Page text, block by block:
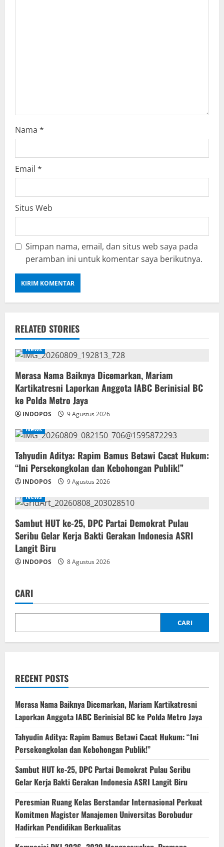
Nama *
Email *
Situs Web
Simpan nama, email, dan situs web saya pada
peramban ini untuk komentar saya berikutnya.
RELATED STORIES
News
‎Merasa Nama Baiknya Dicemarkan, Mariam
Kartikatresni Laporkan Anggota IABC Berinisial BC
ke Polda Metro Jaya
INDOPOS
9 Agustus 2026
News
‎Tahyudin Aditya: Rapim Bamus Betawi Cacat Hukum:
“Ini Persekongkolan dan Kebohongan Publik!”
INDOPOS
9 Agustus 2026
News
‎Sambut HUT ke-25, DPC Partai Demokrat Pulau
Seribu Gelar Kerja Bakti Gerakan Indonesia ASRI
Langit Biru
INDOPOS 8 Agustus 2026
CARI
CARI
RECENT POSTS
‎Merasa Nama Baiknya Dicemarkan, Mariam Kartikatresni
Laporkan Anggota IABC Berinisial BC ke Polda Metro Jaya
‎Tahyudin Aditya: Rapim Bamus Betawi Cacat Hukum: “Ini
Persekongkolan dan Kebohongan Publik!”
‎Sambut HUT ke-25, DPC Partai Demokrat Pulau Seribu
Gelar Kerja Bakti Gerakan Indonesia ASRI Langit Biru
Peresmian Ruang Kelas Berstandar Internasional Perkuat
Komitmen Magister Manajemen Universitas Borobudur
Hadirkan Pendidikan Berkualitas